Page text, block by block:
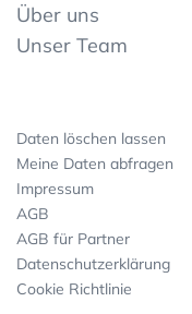
Über uns
Unser Team
Daten löschen lassen
Meine Daten abfragen
Impressum
AGB
AGB für Partner
Datenschutzerklärung
Cookie Richtlinie